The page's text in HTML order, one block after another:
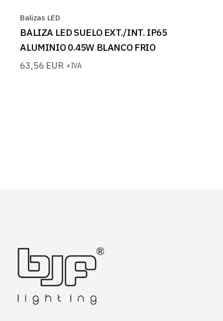
Balizas LED
BALIZA LED SUELO EXT./INT. IP65
ALUMINIO 0.45W BLANCO FRIO
63,56 EUR +IVA